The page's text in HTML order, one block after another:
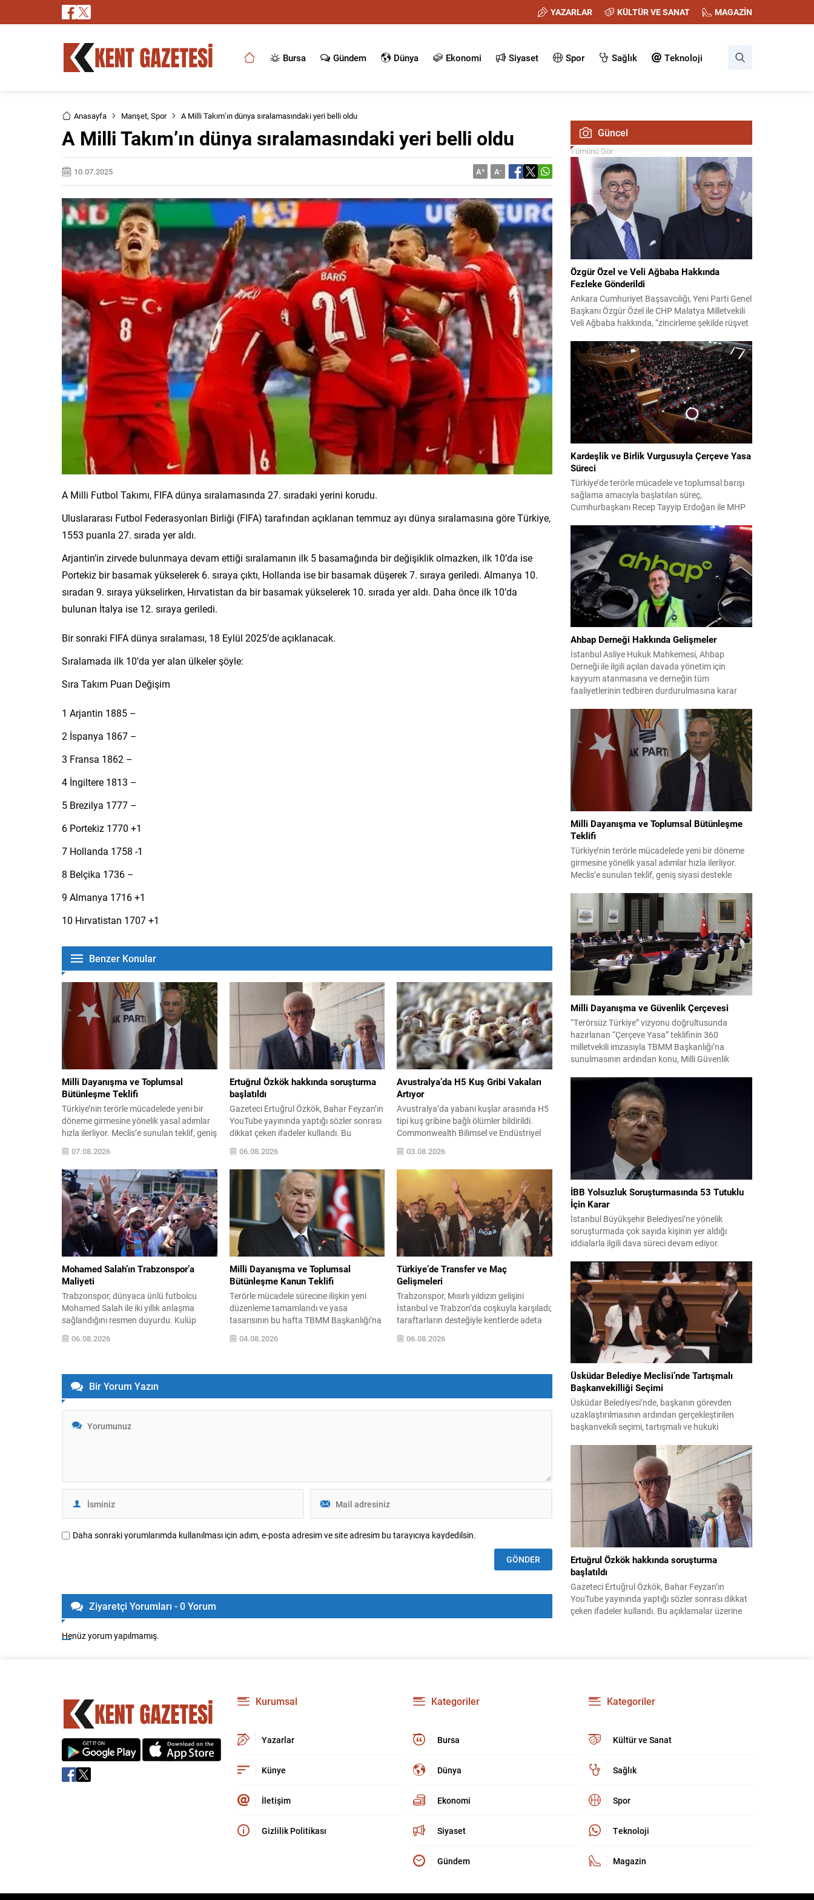
YAZARLAR KÜLTÜR VE SANAT MAGAZİN
Bursa Gündem Dünya Ekonomi Siyaset Spor Sağlık Teknoloji
Anasayfa Manşet, Spor A Milli Takım’ın dünya sıralamasındaki yeri belli oldu
A Milli Takım’ın dünya sıralamasındaki yeri belli oldu
10.07.2025 A+ A-
A Milli Futbol Takımı, FIFA dünya sıralamasında 27. sıradaki yerini korudu.
Uluslararası Futbol Federasyonları Birliği (FIFA) tarafından açıklanan temmuz ayı dünya sıralamasına göre Türkiye,
1553 puanla 27. sırada yer aldı.
Arjantin’in zirvede bulunmaya devam ettiği sıralamanın ilk 5 basamağında bir değişiklik olmazken, ilk 10’da ise
Portekiz bir basamak yükselerek 6. sıraya çıktı, Hollanda ise bir basamak düşerek 7. sıraya geriledi. Almanya 10.
sıradan 9. sıraya yükselirken, Hırvatistan da bir basamak yükselerek 10. sırada yer aldı. Daha önce ilk 10’da
bulunan İtalya ise 12. sıraya geriledi.
Bir sonraki FIFA dünya sıralaması, 18 Eylül 2025’de açıklanacak.
Sıralamada ilk 10’da yer alan ülkeler şöyle:
Sıra Takım Puan Değişim
1 Arjantin 1885 –
2 İspanya 1867 –
3 Fransa 1862 –
4 İngiltere 1813 –
5 Brezilya 1777 –
6 Portekiz 1770 +1
7 Hollanda 1758 -1
8 Belçika 1736 –
9 Almanya 1716 +1
10 Hırvatistan 1707 +1
Benzer Konular
Milli Dayanışma ve Toplumsal
Bütünleşme Teklifi
Türkiye’nin terörle mücadelede yeni bir
döneme girmesine yönelik yasal adımlar
hızla ilerliyor. Meclis’e sunulan teklif, geniş
siyasi destekle birlikte toplumsal barış ve
güvenliği güçlendirmeyi amaçlıyor. AK
Parti Genel Başkanvekili Efkan Ala,
teklifin 360’a yakın milletvekilinin
imzasıyla TBMM Başkanlığı’na verildiğini
belirterek, hem siyasi hem de toplumsal
düzeyde önemli bir destek
bulunduğunu...
07.08.2026
Ertuğrul Özkök hakkında soruşturma
başlatıldı
Gazeteci Ertuğrul Özkök, Bahar Feyzan’ın
YouTube yayınında yaptığı sözler sonrası
dikkat çeken ifadeler kullandı. Bu
açıklamalar üzerine İstanbul Cumhuriyet
Başsavcılığı tarafından Özkök hakkında
‘Cumhurbaşkanına hakaret’ suçundan
re’sen soruşturma başlatıldı. Özkök,
hakkındaki soruşturma kapsamında
Çağlayan’daki İstanbul Adalet Sarayı’na
giderek savcılığa ifade verdi. İfadesinin
ardından adliyeden ayrıldığı bildirildi.
Programdaki sözleri ve savunması...
06.08.2026
Avustralya’da H5 Kuş Gribi Vakaları
Artıyor
Avustralya’da yabani kuşlar arasında H5
tipi kuş gribine bağlı ölümler bildirildi.
Commonwealth Bilimsel ve Endüstriyel
Araştırma Kurumu (CSIRO) tarafından
yapılan testler, South Australia’daki
Baudin Kayalıkları’nda tespit edilen toplu
ölümlerin H5 kaynaklı olduğunu
doğruladı. Vaka teyitleri sadece South
Australia ile sınırlı kalmadı; Western
Australia, New South Wales, Queensland
ve Victoria’da da...
03.08.2026
Mohamed Salah’ın Trabzonspor’a
Maliyeti
Trabzonspor, dünyaca ünlü futbolcu
Mohamed Salah ile iki yıllık anlaşma
sağlandığını resmen duyurdu. Kulüp
tarafından yapılan açıklamada oyuncuya
her sezon için garanti ücret ve imza
Salah’a her bir futbol sezonu için
10.000.000 EUR yıllık ücret ve 7.000.000
EUR imza ücreti olmak üzere...
06.08.2026
Milli Dayanışma ve Toplumsal
Bütünleşme Kanun Teklifi
Terörle mücadele sürecine ilişkin yeni
düzenleme tamamlandı ve yasa
tasarısının bu hafta TBMM Başkanlığı’na
sunulması bekleniyor. Teklif, geniş bir
mutabakatla hazırlanırken AK Parti ve
04.08.2026
Türkiye’de Transfer ve Maç
Gelişmeleri
Trabzonspor, Mısırlı yıldızın gelişini
İstanbul ve Trabzon’da coşkuyla karşıladı;
taraftarların desteğiyle kentlerde adeta
bir heyecan fırtınası esti. Beşiktaş
cephesinde ise Başkan Serdal Adalı,
06.08.2026
Bir Yorum Yazın
Daha sonraki yorumlarımda kullanılması için adım, e-posta adresim ve site adresim bu tarayıcıya kaydedilsin.
Ziyaretçi Yorumları - 0 Yorum
Henüz yorum yapılmamış.
Güncel
Tümünü Gör
Özgür Özel ve Veli Ağbaba Hakkında
Fezleke Gönderildi
Ankara Cumhuriyet Başsavcılığı, Yeni Parti Genel
Başkanı Özgür Özel ile CHP Malatya Milletvekili
Veli Ağbaba hakkında, “zincirleme şekilde rüşvet
Adalet Bakanlığı’na sevk etti. Fezlekeler, 31 Mart
2024 yerel seçimleri ve 4-5 Kasım 2023’teki CHP
38. Olağan Kurultayı sürecine ilişkin iddiaları
kapsıyor. Daha önce Antalya ve İstanbul...
Kardeşlik ve Birlik Vurgusuyla Çerçeve Yasa
Süreci
Türkiye’de terörle mücadele ve toplumsal barışı
sağlama amacıyla başlatılan süreç,
Cumhurbaşkanı Recep Tayyip Erdoğan ile MHP
bir döneme girdi. Yaklaşık iki yıldır devam eden
çalışmaların ardından şimdi sürecin yasal zemini,
12 maddelik bir çerçeve yasa ile şekillendiriliyor.
Bugün komisyonda görüşülecek olan bu yasa
taslağı,...
Ahbap Derneği Hakkında Gelişmeler
İstanbul Asliye Hukuk Mahkemesi, Ahbap
Derneği ile ilgili açılan davada yönetim için
kayyum atanmasına ve derneğin tüm
faaliyetlerinin tedbiren durdurulmasına karar
kararı verilmiş olup son adım doğrudan yönetime
ilişkin bir tedbir niteliği taşıyor. İstanbul Emniyet
Müdürlüğü Mali Suçlarla Mücadele Şube
Müdürlüğü ve İstanbul...
Milli Dayanışma ve Toplumsal Bütünleşme
Teklifi
Türkiye’nin terörle mücadelede yeni bir döneme
girmesine yönelik yasal adımlar hızla ilerliyor.
Meclis’e sunulan teklif, geniş siyasi destekle
güçlendirmeyi amaçlıyor. AK Parti Genel
Başkanvekili Efkan Ala, teklifin 360’a yakın
milletvekilinin imzasıyla TBMM Başkanlığı’na
verildiğini belirterek, hem siyasi hem de
toplumsal düzeyde önemli bir destek
bulunduğunu...
Milli Dayanışma ve Güvenlik Çerçevesi
“Terörsüz Türkiye” vizyonu doğrultusunda
hazırlanan “Çerçeve Yasa” teklifinin 360
milletvekili imzasıyla TBMM Başkanlığı’na
sunulmasının ardından konu, Milli Güvenlik
Toplantı sonrası yayımlanan sekiz maddelik
bildiri, ülke güvenliği ve bölgesel gelişmelere dair
değerlendirmeleri içermektedir. Yaklaşık 2 saat
15 dakika süren oturumun sonuç metninde;
terörle mücadele, bölgesel istikrar,...
İBB Yolsuzluk Soruşturmasında 53 Tutuklu
İçin Karar
İstanbul Büyükşehir Belediyesi’ne yönelik
soruşturmada çok sayıda kişinin yer aldığı
iddialarla ilgili dava süreci devam ediyor.
sanıkların tutukluluk hallerini ayrı ayrı
değerlendirdi. İnceleme sonucunda, aralarında
Ekrem İmamoğlu’nun da bulunduğu 53 tutuklu
hakkında tutukluluk hallerinin sürdürülmesine
karar verildi. İddialar ve değerlendirilen talepler
Soruşturma kapsamında sanıklara yöneltilen...
Üsküdar Belediye Meclisi’nde Tartışmalı
Başkanvekilliği Seçimi
Üsküdar Belediyesi’nde, başkanın görevden
uzaklaştırılmasının ardından gerçekleştirilen
başkanvekili seçimi, tartışmalı ve hukuki
geldi. Yapılan oylamada usul ve gizlilikle ilgili
ciddi iddialar ortaya atıldı; bazı oyların geçersiz
sayılması ve meclis içindeki yönlendirmeler
kamuoyunda tepkilere yol açtı. Seçim sürecinde
yaşanan gelişmeler, parti grupları arasındaki
gerilimi artırdı. CHP’nin...
Ertuğrul Özkök hakkında soruşturma
başlatıldı
Gazeteci Ertuğrul Özkök, Bahar Feyzan’ın
YouTube yayınında yaptığı sözler sonrası dikkat
çeken ifadeler kullandı. Bu açıklamalar üzerine
adliyeden ayrıldığı bildirildi. Programdaki sözleri
ve savunması...
Kurumsal
Yazarlar
Künye
İletişim
Gizlilik Politikası
Kategoriler
Bursa
Dünya
Ekonomi
Siyaset
Gündem
Kategoriler
Kültür ve Sanat
Sağlık
Spor
Teknoloji
Magazin